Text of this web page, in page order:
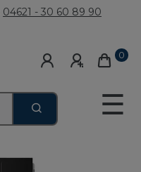
04621 - 30 60 89 90
0
☰